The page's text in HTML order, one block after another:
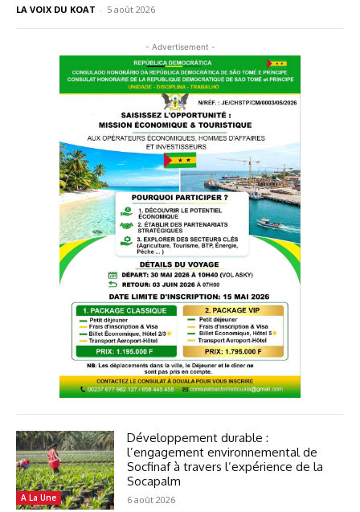
LA VOIX DU KOAT - 5 août 2026
- Advertisement -
A La Une
Développement durable :
l’engagement environnemental de
Socfinaf à travers l’expérience de la
Socapalm
6 août 2026